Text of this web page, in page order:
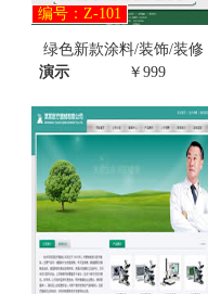
编号：Z-101
绿色新款涂料/装饰/装修
演示
￥999